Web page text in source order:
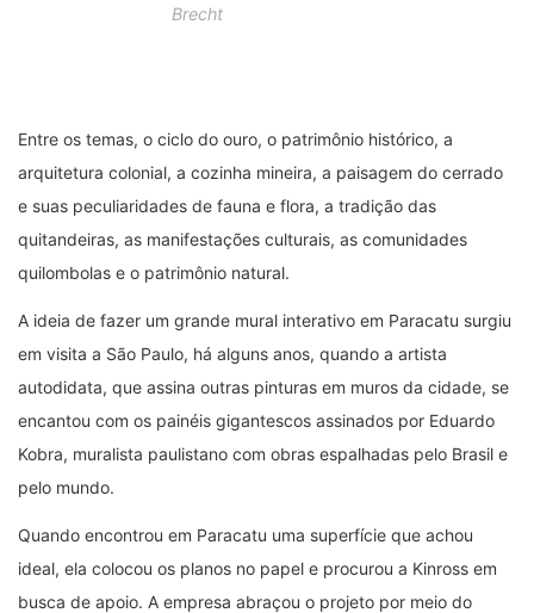
Brecht
Entre os temas, o ciclo do ouro, o patrimônio histórico, a
arquitetura colonial, a cozinha mineira, a paisagem do cerrado
e suas peculiaridades de fauna e flora, a tradição das
quitandeiras, as manifestações culturais, as comunidades
quilombolas e o patrimônio natural.
A ideia de fazer um grande mural interativo em Paracatu surgiu
em visita a São Paulo, há alguns anos, quando a artista
autodidata, que assina outras pinturas em muros da cidade, se
encantou com os painéis gigantescos assinados por Eduardo
Kobra, muralista paulistano com obras espalhadas pelo Brasil e
pelo mundo.
Quando encontrou em Paracatu uma superfície que achou
ideal, ela colocou os planos no papel e procurou a Kinross em
busca de apoio. A empresa abraçou o projeto por meio do